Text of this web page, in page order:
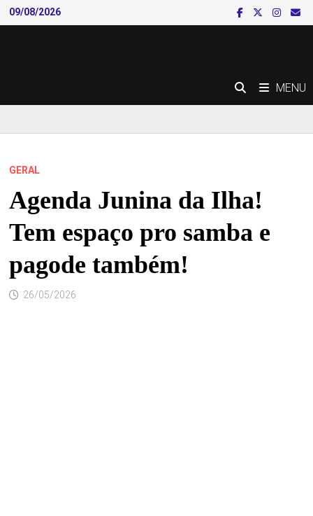
Skip
to
09/08/2026
MENU
GERAL
Agenda Junina da Ilha!
Tem espaço pro samba e
pagode também!
26/05/2026